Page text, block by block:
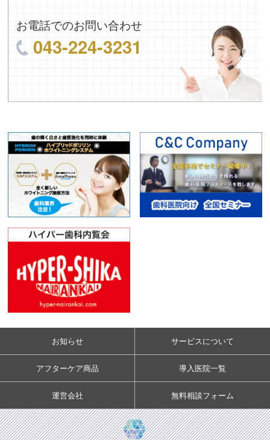
お電話でのお問い合わせ
043-224-3231
お知らせ サービスについて
アフターケア商品 導入医院一覧
運営会社 無料相談フォーム